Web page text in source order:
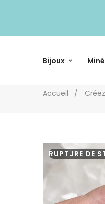
Bijoux
Accueil
RUPTURE DE